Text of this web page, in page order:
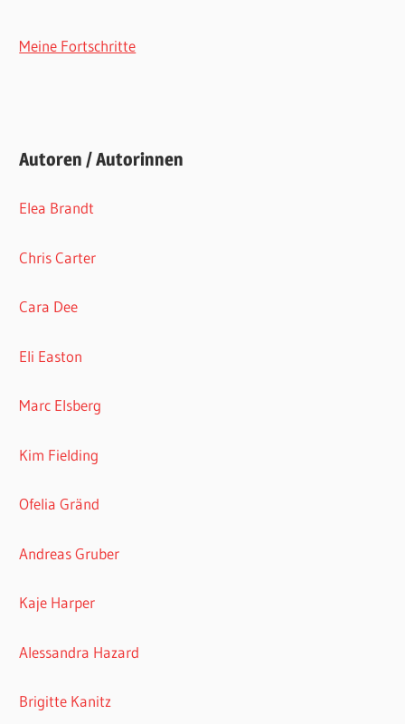
Meine Fortschritte
Autoren / Autorinnen
Elea Brandt
Chris Carter
Cara Dee
Eli Easton
Marc Elsberg
Kim Fielding
Ofelia Gränd
Andreas Gruber
Kaje Harper
Alessandra Hazard
Brigitte Kanitz